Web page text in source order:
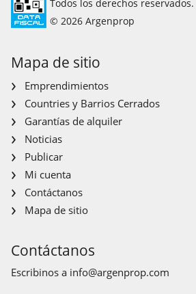
Todos los derechos reservados.
© 2026 Argenprop
Mapa de sitio
Emprendimientos
Countries y Barrios Cerrados
Garantías de alquiler
Noticias
Publicar
Mi cuenta
Contáctanos
Mapa de sitio
Contáctanos
Escribinos a info@argenprop.com